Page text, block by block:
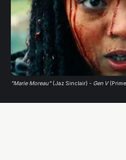
"Marie Moreau" (Jaz Sinclair) - Gen V